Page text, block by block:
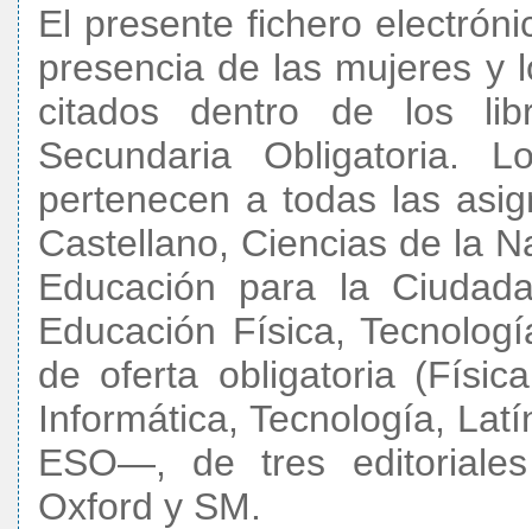
El presente fichero
presencia de las mujeres y
citados dentro de los
Secundaria Obligatoria.
pertenecen a todas las
Castellano, Ciencias de la
Educación para la
Educación Física,
de oferta obligatoria
Informática, Tecnología,
ESO—, de tres
Oxford y SM.